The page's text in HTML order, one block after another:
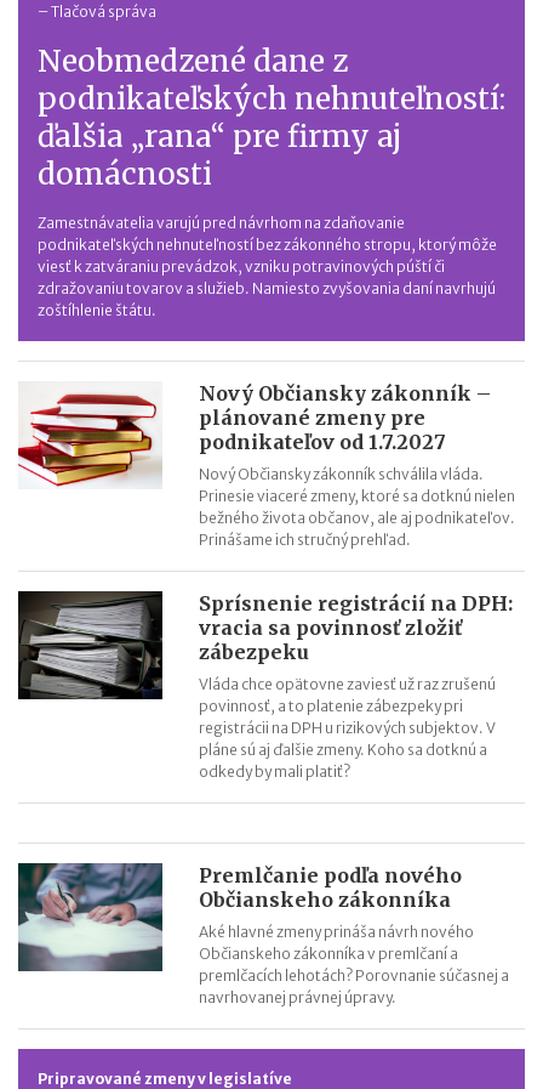
–Tlačová správa
Neobmedzené dane z
podnikateľských nehnuteľností:
ďalšia „rana“ pre firmy aj
domácnosti
Zamestnávatelia varujú pred návrhom na zdaňovanie
podnikateľských nehnuteľností bez zákonného stropu, ktorý môže
viesť k zatváraniu prevádzok, vzniku potravinových púští či
zdražovaniu tovarov a služieb. Namiesto zvyšovania daní navrhujú
zoštíhlenie štátu.
Nový Občiansky zákonník –
plánované zmeny pre
podnikateľov od 1.7.2027
Nový Občiansky zákonník schválila vláda.
Prinesie viaceré zmeny, ktoré sa dotknú nielen
bežného života občanov, ale aj podnikateľov.
Prinášame ich stručný prehľad.
Sprísnenie registrácií na DPH:
vracia sa povinnosť zložiť
zábezpeku
Vláda chce opätovne zaviesť už raz zrušenú
povinnosť, a to platenie zábezpeky pri
registrácii na DPH u rizikových subjektov. V
pláne sú aj ďalšie zmeny. Koho sa dotknú a
odkedy by mali platiť?
Premlčanie podľa nového
Občianskeho zákonníka
Aké hlavné zmeny prináša návrh nového
Občianskeho zákonníka v premlčaní a
premlčacích lehotách? Porovnanie súčasnej a
navrhovanej právnej úpravy.
Pripravované zmeny v legislatíve